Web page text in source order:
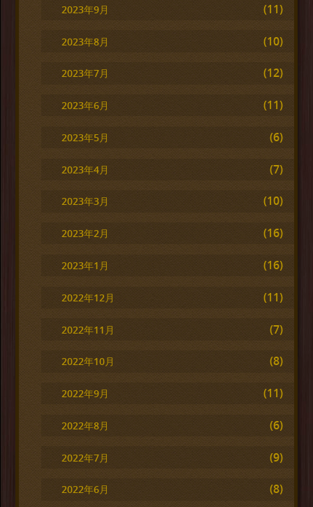
2023年9月 (11)
2023年8月 (10)
2023年7月 (12)
2023年6月 (11)
2023年5月 (6)
2023年4月 (7)
2023年3月 (10)
2023年2月 (16)
2023年1月 (16)
2022年12月 (11)
2022年11月 (7)
2022年10月 (8)
2022年9月 (11)
2022年8月 (6)
2022年7月 (9)
2022年6月 (8)